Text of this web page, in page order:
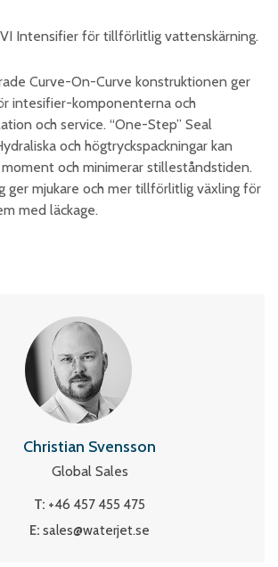
VI Intensifier för tillförlitlig vattenskärning.
Curve-On-Curve konstruktionen ger
intesifier-komponenterna och
och service. “One-Step” Seal
och högtryckspackningar kan
och minimerar stilleståndstiden.
ger mjukare och mer tillförlitlig växling för
med läckage.
Christian Svensson
Global Sales
T: +46 457 455 475
E: sales@waterjet.se